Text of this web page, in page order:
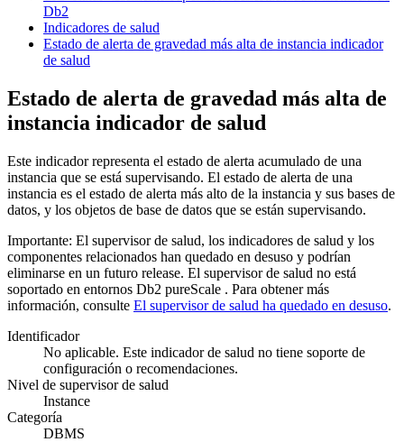
Db2
Indicadores de salud
Estado de alerta de gravedad más alta de instancia indicador
de salud
Estado de alerta de gravedad más alta de
instancia indicador de salud
Este indicador representa el estado de alerta acumulado de una
instancia que se está supervisando. El estado de alerta de una
instancia es el estado de alerta más alto de la instancia y sus bases de
datos, y los objetos de base de datos que se están supervisando.
Importante: El supervisor de salud, los indicadores de salud y los
componentes relacionados han quedado en desuso y podrían
eliminarse en un futuro release. El supervisor de salud no está
soportado en entornos Db2 pureScale . Para obtener más
información, consulte El supervisor de salud ha quedado en desuso.
Identificador
No aplicable. Este indicador de salud no tiene soporte de
configuración o recomendaciones.
Nivel de supervisor de salud
Instance
Categoría
DBMS